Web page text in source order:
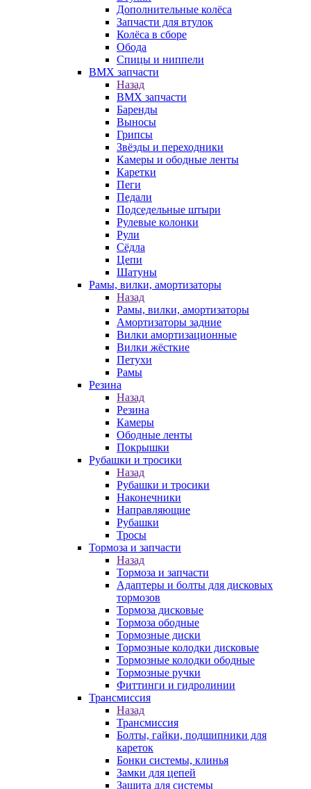
Дополнительные колёса
Запчасти для втулок
Колёса в сборе
Обода
Спицы и ниппели
BMX запчасти
Назад
BMX запчасти
Баренды
Выносы
Грипсы
Звёзды и переходники
Камеры и ободные ленты
Каретки
Пеги
Педали
Подседельные штыри
Рулевые колонки
Рули
Сёдла
Цепи
Шатуны
Рамы, вилки, амортизаторы
Назад
Рамы, вилки, амортизаторы
Амортизаторы задние
Вилки амортизационные
Вилки жёсткие
Петухи
Рамы
Резина
Назад
Резина
Камеры
Ободные ленты
Покрышки
Рубашки и тросики
Назад
Рубашки и тросики
Наконечники
Направляющие
Рубашки
Тросы
Тормоза и запчасти
Назад
Тормоза и запчасти
Адаптеры и болты для дисковых
тормозов
Тормоза дисковые
Тормоза ободные
Тормозные диски
Тормозные колодки дисковые
Тормозные колодки ободные
Тормозные ручки
Фиттинги и гидролинии
Трансмиссия
Назад
Трансмиссия
Болты, гайки, подшипники для
кареток
Бонки системы, клинья
Замки для цепей
Защита для системы